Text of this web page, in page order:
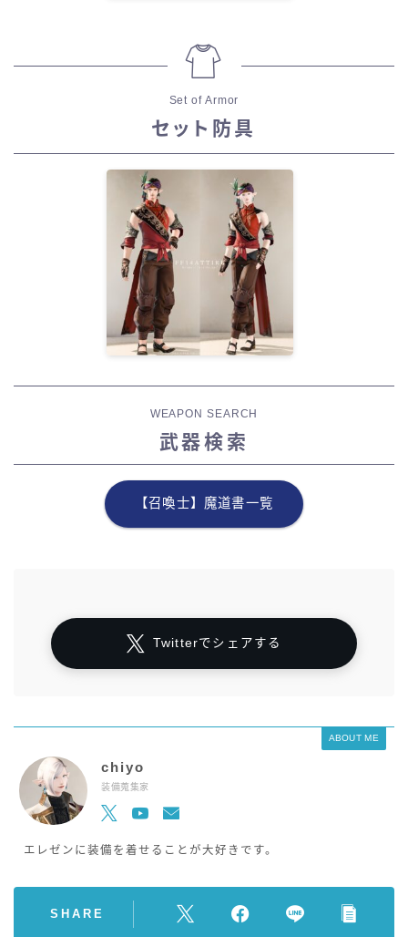
Set of Armor
セット防具
WEAPON SEARCH
武器検索
【召喚士】魔道書一覧
Twitterでシェアする
ABOUT ME
chiyo
装備蒐集家
エレゼンに装備を着せることが大好きです。
SHARE